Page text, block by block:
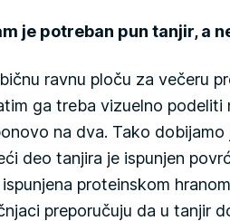
je potreban pun tanjir, a
ravnu ploču za večeru
ga treba vizuelno podeliti
na dva. Tako dobijamo
deo tanjira je ispunjen
proteinskom
preporučuju da u tanjir